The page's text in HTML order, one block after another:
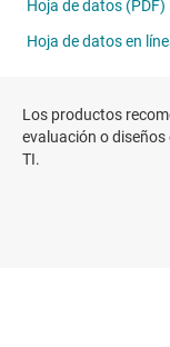
Los productos
evaluación o
TI.